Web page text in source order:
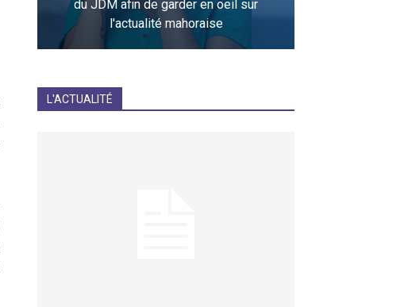
du JDM afin de garder en oeil sur
l'actualité mahoraise
L'ACTUALITÉ